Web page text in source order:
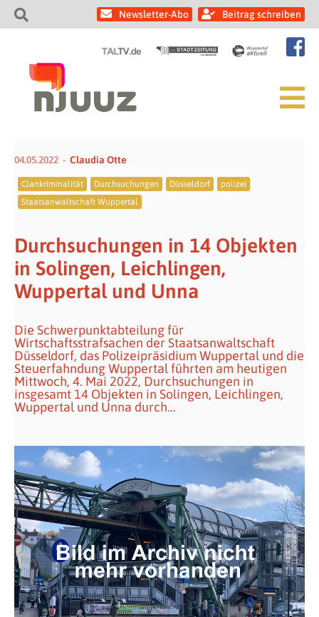
Newsletter-Abo Beitrag schreiben
04.05.2022 Claudia Otte
Clankriminalität Durchsuchungen Düsseldorf
polizei
Staatsanwaltschaft Wuppertal
Durchsuchungen in 14 Objekten
in Solingen, Leichlingen,
Wuppertal und Unna
Die Schwerpunktabteilung für
Wirtschaftsstrafsachen der Staatsanwaltschaft
Düsseldorf, das Polizeipräsidium Wuppertal und die
Steuerfahndung Wuppertal führten am heutigen
Mittwoch, 4. Mai 2022, Durchsuchungen in
insgesamt 14 Objekten in Solingen, Leichlingen,
Wuppertal und Unna durch...